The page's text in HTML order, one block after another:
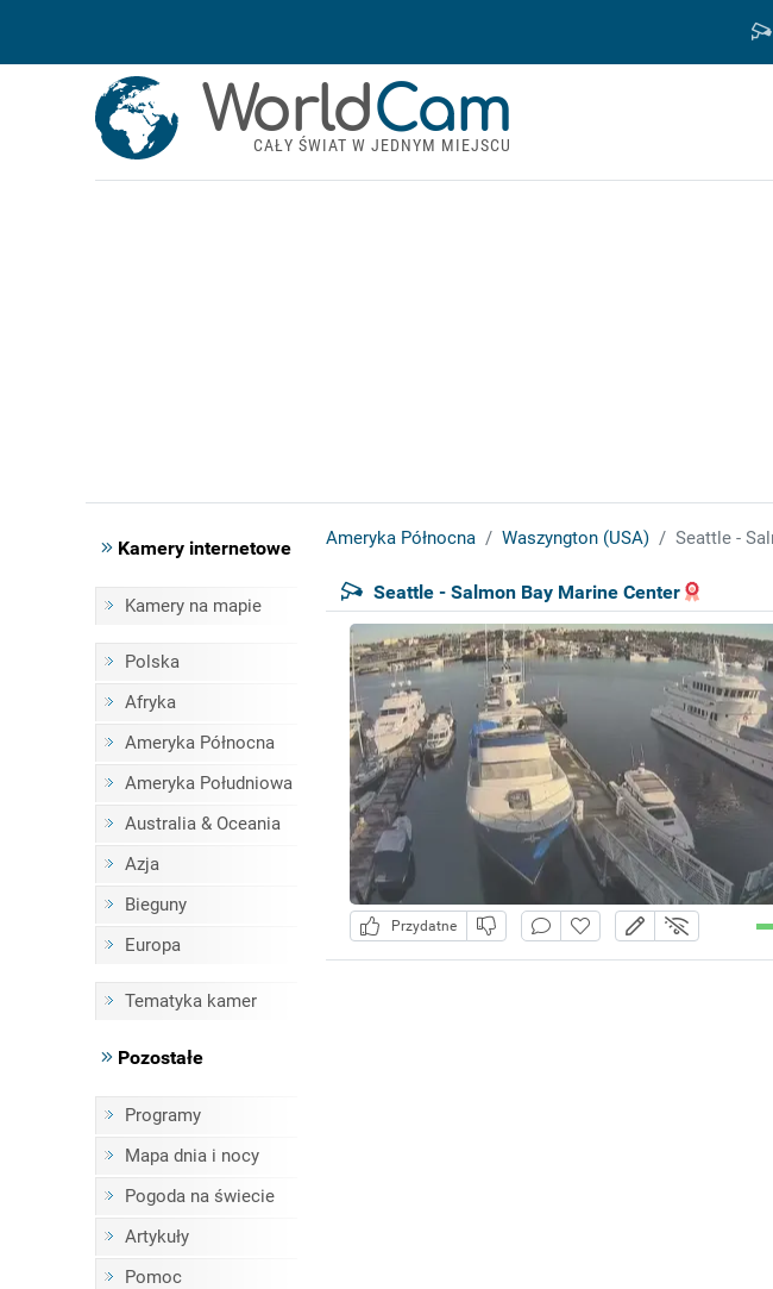
WorldCam
CAŁY ŚWIAT W JEDNYM MIEJSCU
Kamery internetowe
Kamery na mapie
Polska
Afryka
Ameryka Północna
Ameryka Południowa
Australia & Oceania
Azja
Bieguny
Europa
Tematyka kamer
Pozostałe
Programy
Mapa dnia i nocy
Pogoda na świecie
Artykuły
Pomoc
Ameryka Północna Waszyngton (USA) Seattle -
Seattle - Salmon Bay Marine Center
Przydatne